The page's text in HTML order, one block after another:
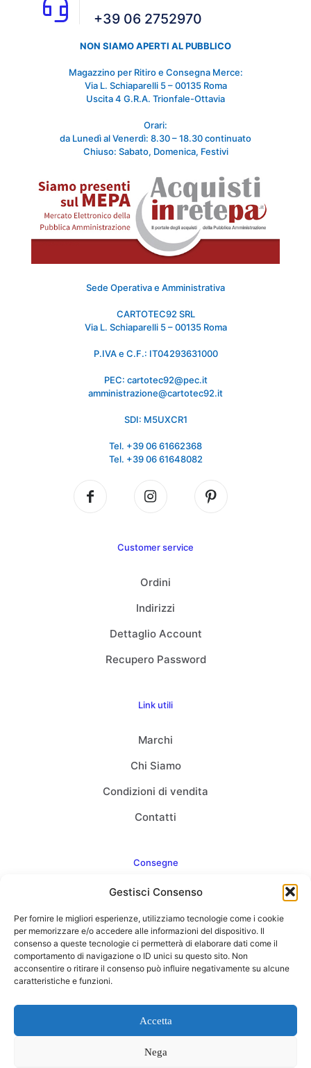
Gestisci Consenso
Per fornire le migliori esperienze, utilizziamo tecnologie come i cookie
per memorizzare e/o accedere alle informazioni del dispositivo. Il
consenso a queste tecnologie ci permetterà di elaborare dati come il
comportamento di navigazione o ID unici su questo sito. Non
acconsentire o ritirare il consenso può influire negativamente su alcune
caratteristiche e funzioni.
Accetta
Nega
+39 06 2752970
NON SIAMO APERTI AL PUBBLICO
Magazzino per Ritiro e Consegna Merce:
Via L. Schiaparelli 5 – 00135 Roma
Uscita 4 G.R.A. Trionfale-Ottavia
Orari:
da Lunedì al Venerdì: 8.30 – 18.30 continuato
Chiuso: Sabato, Domenica, Festivi
Sede Operativa e Amministrativa
CARTOTEC92 SRL
Via L. Schiaparelli 5 – 00135 Roma
P.IVA e C.F.: IT04293631000
PEC: cartotec92@pec.it
amministrazione@cartotec92.it
SDI: M5UXCR1
Tel. +39 06 61662368
Tel. +39 06 61648082
Customer service
Ordini
Indirizzi
Dettaglio Account
Recupero Password
Link utili
Marchi
Chi Siamo
Condizioni di vendita
Contatti
Consegne
Come consegnamo
FAQ